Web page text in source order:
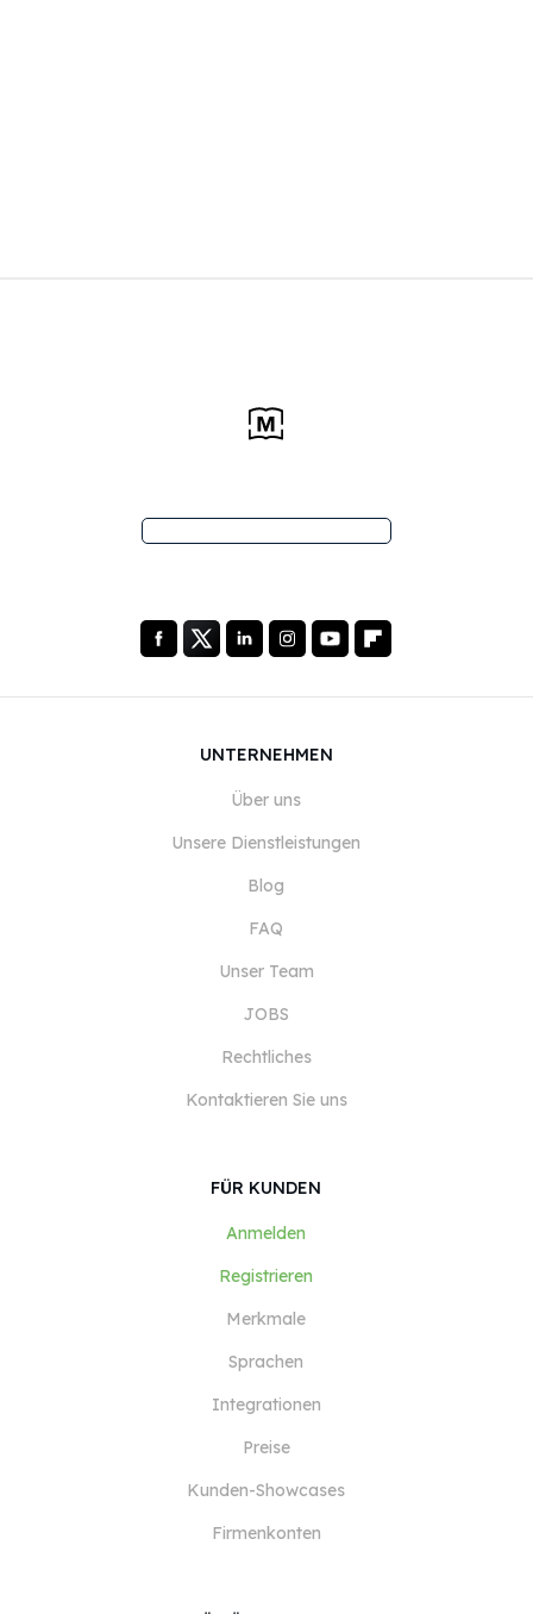
UNTERNEHMEN
Über uns
Unsere Dienstleistungen
Blog
FAQ
Unser Team
JOBS
Rechtliches
Kontaktieren Sie uns
FÜR KUNDEN
Anmelden
Registrieren
Merkmale
Sprachen
Integrationen
Preise
Kunden-Showcases
Firmenkonten